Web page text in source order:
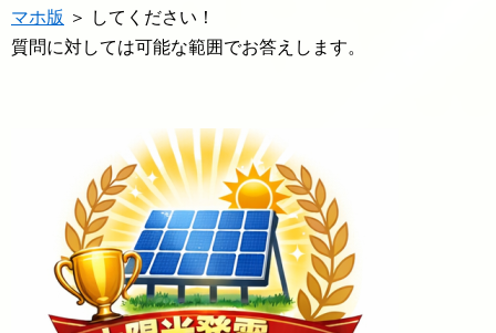
マホ版 ＞ してください！
質問に対しては可能な範囲でお答えします。